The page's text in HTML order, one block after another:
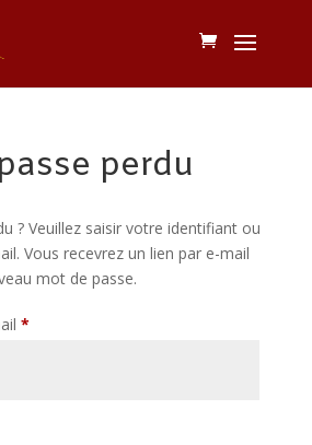
perdu
? Veuillez saisir votre identifiant ou
Vous recevrez un lien par e-mail
mot de passe.
*Obligatoire